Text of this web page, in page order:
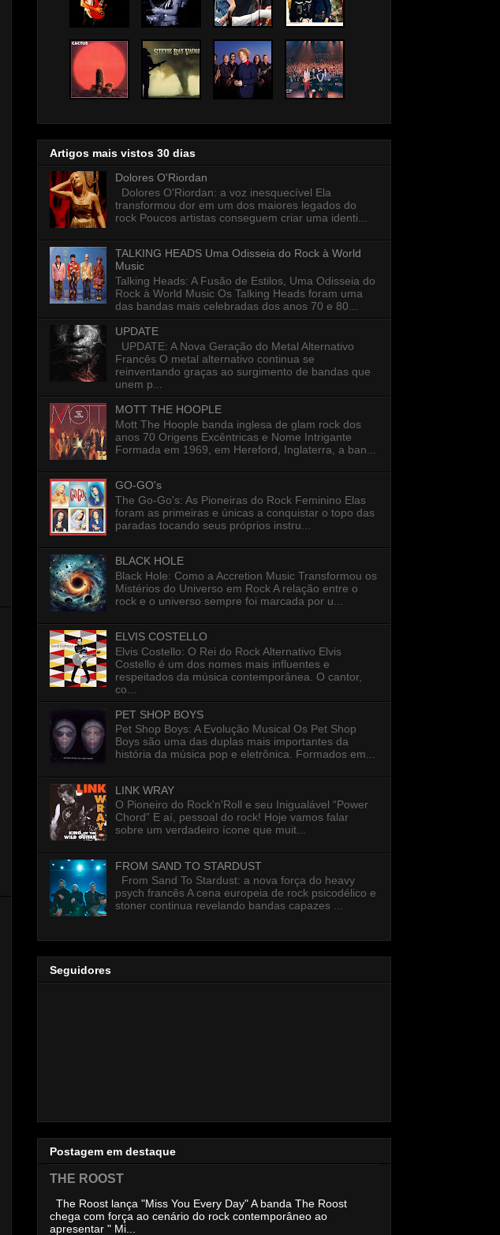
Artigos mais vistos 30 dias
Dolores O'Riordan
Dolores O'Riordan: a voz inesquecível Ela
transformou dor em um dos maiores legados do
rock Poucos artistas conseguem criar uma identi...
TALKING HEADS Uma Odisseia do Rock à World
Music
Talking Heads: A Fusão de Estilos, Uma Odisseia do
Rock à World Music Os Talking Heads foram uma
das bandas mais celebradas dos anos 70 e 80...
UPDATE
UPDATE: A Nova Geração do Metal Alternativo
Francês O metal alternativo continua se
reinventando graças ao surgimento de bandas que
unem p...
MOTT THE HOOPLE
Mott The Hoople banda inglesa de glam rock dos
anos 70 Origens Excêntricas e Nome Intrigante
Formada em 1969, em Hereford, Inglaterra, a ban...
GO-GO's
The Go-Go's: As Pioneiras do Rock Feminino Elas
foram as primeiras e únicas a conquistar o topo das
paradas tocando seus próprios instru...
BLACK HOLE
Black Hole: Como a Accretion Music Transformou os
Mistérios do Universo em Rock A relação entre o
rock e o universo sempre foi marcada por u...
ELVIS COSTELLO
Elvis Costello: O Rei do Rock Alternativo Elvis
Costello é um dos nomes mais influentes e
respeitados da música contemporânea. O cantor,
co...
PET SHOP BOYS
Pet Shop Boys: A Evolução Musical Os Pet Shop
Boys são uma das duplas mais importantes da
história da música pop e eletrônica. Formados em...
LINK WRAY
O Pioneiro do Rock'n'Roll e seu Inigualável “Power
Chord” E aí, pessoal do rock! Hoje vamos falar
sobre um verdadeiro ícone que muit...
FROM SAND TO STARDUST
From Sand To Stardust: a nova força do heavy
psych francês A cena europeia de rock psicodélico e
stoner continua revelando bandas capazes ...
Seguidores
Postagem em destaque
THE ROOST
The Roost lança "Miss You Every Day" A banda The Roost
chega com força ao cenário do rock contemporâneo ao
apresentar " Mi...